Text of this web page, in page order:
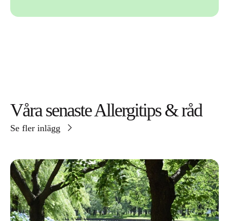
Våra senaste Allergitips & råd
Se fler inlägg